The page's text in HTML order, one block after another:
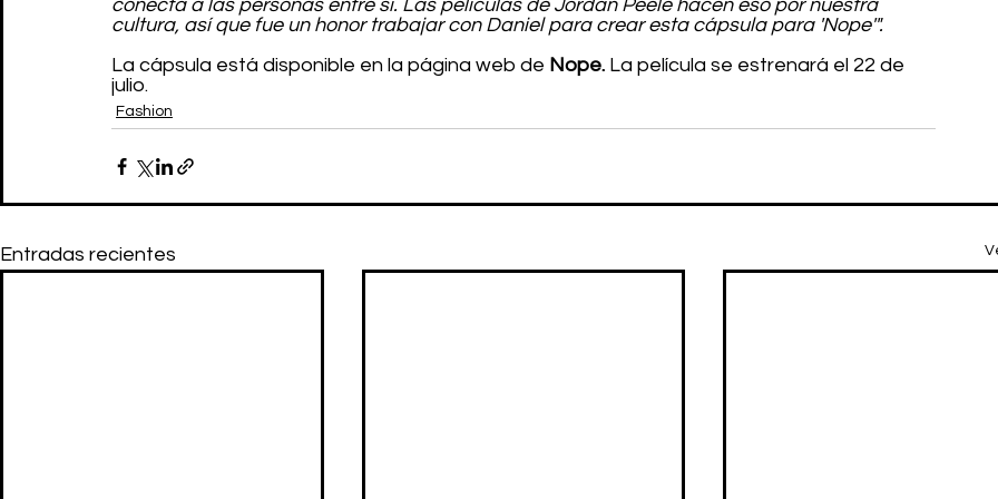
conecta a las personas entre sí. Las películas de Jordan Peele hacen eso por nuestra
cultura, así que fue un honor trabajar con Daniel para crear esta cápsula para 'Nope'".
La cápsula está disponible en la página web de Nope. La película se estrenará el 22 de
julio.
Fashion
Entradas recientes